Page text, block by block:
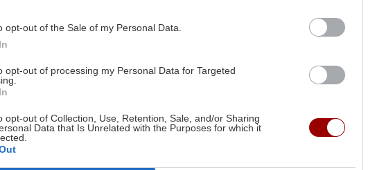
opt-out of the Sale of my Personal Data.
opt-out of processing my Personal Data for Targeted
opt-out of Collection, Use, Retention, Sale, and/or Sharing
Data that Is Unrelated with the Purposes for which it
09:54
09:43
Φωτιά στην Βοιωτία:
κατηγορούμενοι
08:00
ΓΥΝΑΙΚΑ
Τα ζώδια της Παρασκευής